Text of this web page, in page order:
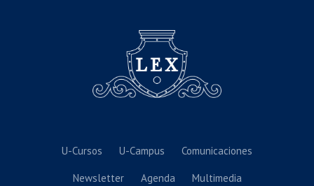
U-Cursos U-Campus Comunicaciones
Newsletter Agenda Multimedia